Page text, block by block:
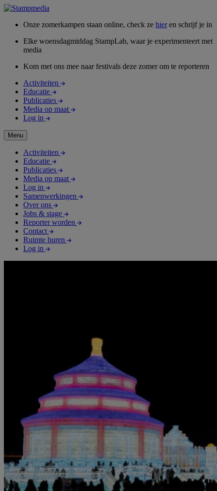
Onze zomerkampen staan online, check ze hieren schrijf je in
Elke woensdagmiddag StampLab, waar je experimenteert met
media
Kom met ons mee naar festivals deze zomer om te reporteren
Activiteiten
Educatie
Publicaties
Media op maat
Log in
Menu
Activiteiten
Educatie
Publicaties
Media op maat
Log in
Samenwerkingen
Over ons
Jobs & stage
Reporter worden
Contact
Ruimte huren
Log in